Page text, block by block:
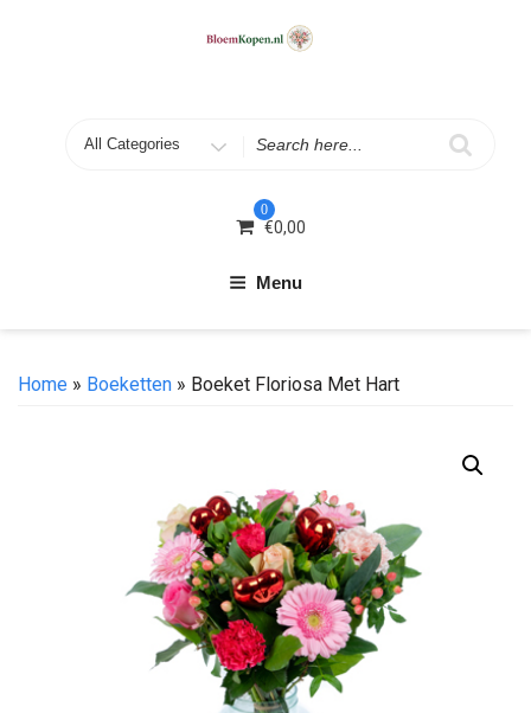
0
€0,00
Menu
Home » Boeketten » Boeket Floriosa Met Hart